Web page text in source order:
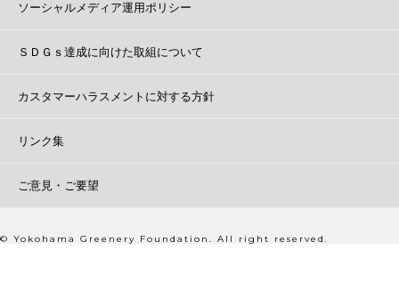
ソーシャルメディア運用ポリシー
ＳＤＧｓ達成に向けた取組について
カスタマーハラスメントに対する方針
リンク集
ご意見・ご要望
© Yokohama Greenery Foundation. All right reserved.